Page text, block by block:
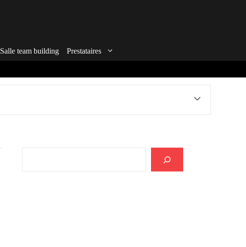
Salle team building Prestataires